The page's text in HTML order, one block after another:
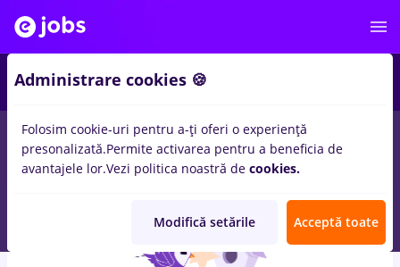
locuri de muncacu salarii insolventa, Part time
pentruStudentinBanci
Administrare cookies 🍪
Folosim cookie-uri pentru a-ți oferi o experiență
presonalizată.Permite activarea pentru a beneficia de
avantajele lor.Vezi politica noastră de cookies.
Modifică setările Acceptă toate